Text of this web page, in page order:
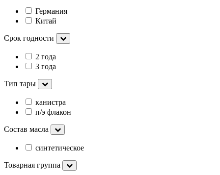
Германия
Китай
Срок годности
2 года
3 года
Тип тары
канистра
п/э флакон
Состав масла
синтетическое
Товарная группа